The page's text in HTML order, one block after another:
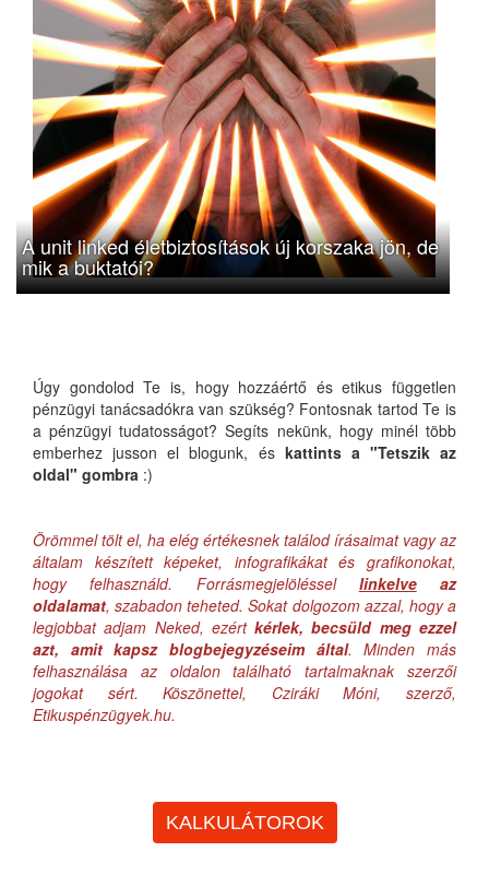
A unit linked életbiztosítások új korszaka jön, de
mik a buktatói?
Úgy gondolod Te is, hogy hozzáértő és etikus független
pénzügyi tanácsadókra van szükség? Fontosnak tartod Te is
a pénzügyi tudatosságot? Segíts nekünk, hogy minél több
emberhez jusson el blogunk, és kattints a "Tetszik az
oldal" gombra :)
Örömmel tölt el, ha elég értékesnek találod írásaimat vagy az
általam készített képeket, infografikákat és grafikonokat,
hogy felhasználd. Forrásmegjelöléssel linkelveaz
oldalamat, szabadon teheted. Sokat dolgozom azzal, hogy a
legjobbat adjam Neked, ezértkérlek, becsüld meg ezzel
azt, amit kapsz blogbejegyzéseim által. Minden más
felhasználása az oldalon található tartalmaknak szerzői
jogokat sért. Köszönettel, Cziráki Móni, szerző,
Etikuspénzügyek.hu.
KALKULÁTOROK